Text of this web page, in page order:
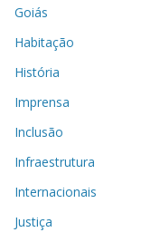
Goiás
Habitação
História
Imprensa
Inclusão
Infraestrutura
Internacionais
Justiça